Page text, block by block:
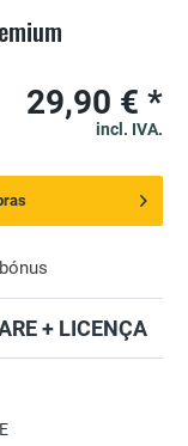
+ LICENÇA
29,90 € *
incl. IVA.